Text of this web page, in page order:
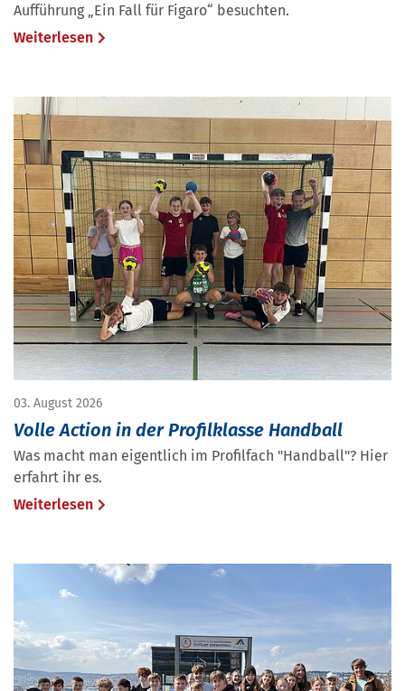
Aufführung „Ein Fall für Figaro“ besuchten.
Weiterlesen
03. August 2026
Volle Action in der Profilklasse Handball
Was macht man eigentlich im Profilfach "Handball"? Hier
erfahrt ihr es.
Weiterlesen